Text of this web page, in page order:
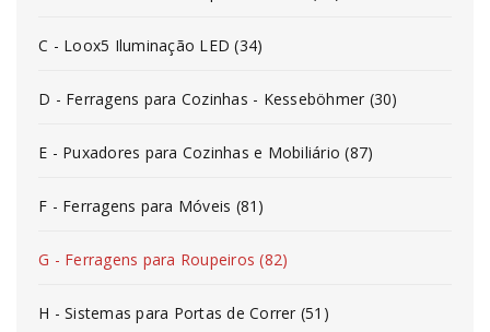
C - Loox5 Iluminação LED (34)
D - Ferragens para Cozinhas - Kesseböhmer (30)
E - Puxadores para Cozinhas e Mobiliário (87)
F - Ferragens para Móveis (81)
G - Ferragens para Roupeiros (82)
H - Sistemas para Portas de Correr (51)